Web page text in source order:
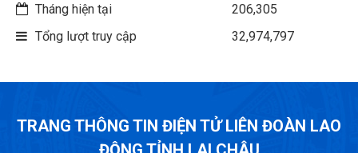
Tháng hiện tại
206,305
Tổng lượt truy cập
32,974,797
TRANG THÔNG TIN ĐIỆN TỬ LIÊN ĐOÀN LAO